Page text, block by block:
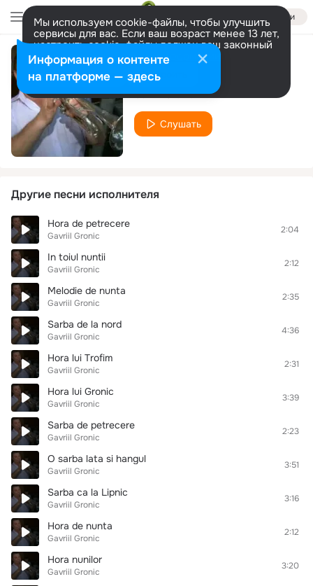
Войти
Мы используем cookie-файлы, чтобы улучшить
сервисы для вас. Если ваш возраст менее 13 лет,
настроить cookie-файлы должен ваш законный
представитель. Больше информации
Разрешить все Настроить
Hora lautareasca
Gavriil Gronic
Слушать
Другие песни исполнителя
Hora de petrecere
Gavriil Gronic
2:04
In toiul nuntii
Gavriil Gronic
2:12
Melodie de nunta
Gavriil Gronic
2:35
Sarba de la nord
Gavriil Gronic
4:36
Hora lui Trofim
Gavriil Gronic
2:31
Hora lui Gronic
Gavriil Gronic
3:39
Sarba de petrecere
Gavriil Gronic
2:23
O sarba lata si hangul
Gavriil Gronic
3:51
Sarba ca la Lipnic
Gavriil Gronic
3:16
Hora de nunta
Gavriil Gronic
2:12
Hora nunilor
Gavriil Gronic
3:20
Информация о контенте
на платформе — здесь